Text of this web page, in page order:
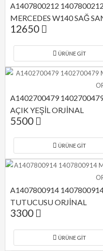
A1407800212
MERCEDES W140 SAĞ
12650
ÜRÜNE GIT
A1402700479
AÇIK YEŞİL ORJİNAL
5500
ÜRÜNE GIT
A1407800914
TUTUCUSU ORJİNAL
3300
ÜRÜNE GIT